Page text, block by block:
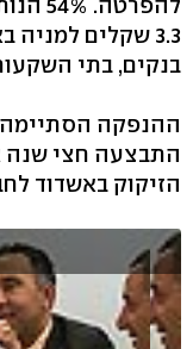
3.3 שקלים
בנקים, בתי
התבצעה חצי שנה
הזיקוק באשדוד